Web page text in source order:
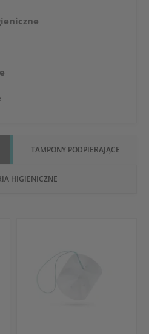
TAMPONY PODPIERAJĄCE
HIGIENICZNE